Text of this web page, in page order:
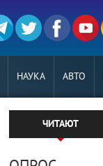
НАУКА АВТО
ЧИТАЮТ